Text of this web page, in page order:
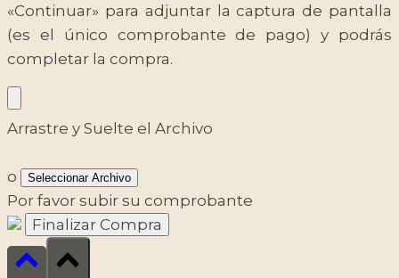
«Continuar» para adjuntar la captura de pantalla
(es el único comprobante de pago) y podrás
completar la compra.
Arrastre y Suelte el Archivo
o Seleccionar Archivo
Por favor subir su comprobante